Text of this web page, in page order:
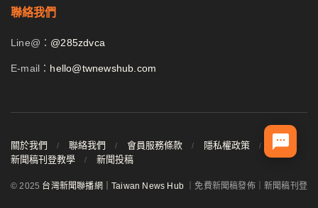
聯絡我們
Line@： @285zdvca
E-mail： hello@twnewshub.com
關於我們 聯絡我們 會員服務條款
隱私權政策
新聞稿刊登教學
新聞投稿
© 2025 台灣新聞聯播網｜Taiwan News Hub ｜免費新聞稿發佈｜新聞稿刊登